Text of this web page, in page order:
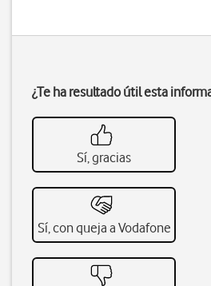
¿Te ha resultado útil esta
Sí, gracias
Sí, con queja a Vodafone